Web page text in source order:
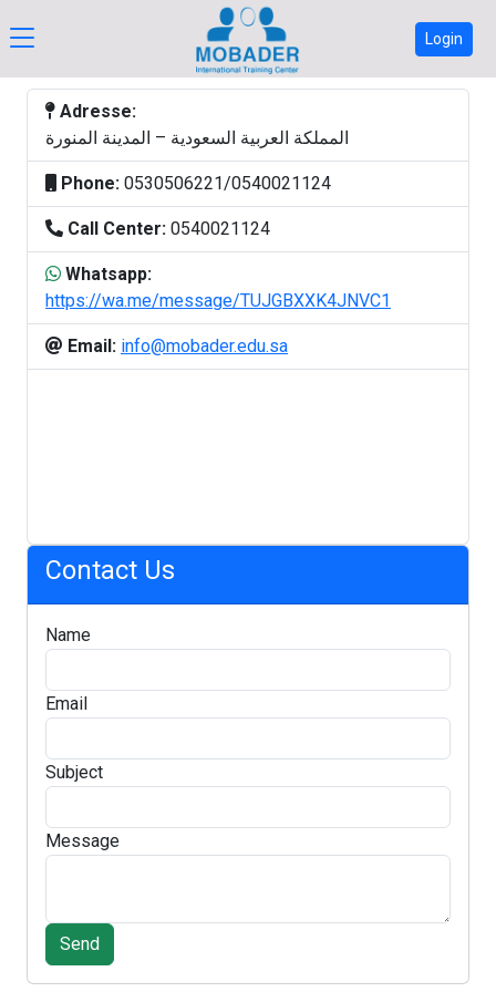
Login
Adresse:
المملكة العربية السعودية – المدينة المنورة
Phone: 0530506221/0540021124
Call Center: 0540021124
Whatsapp:
https://wa.me/message/TUJGBXXK4JNVC1
Email:
Contact Us
Name
Email
Subject
Message
Send